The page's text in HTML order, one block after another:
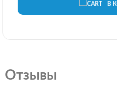
В
Отзывы